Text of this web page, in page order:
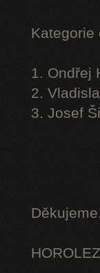
Kategorie
1. Ondřej
2.
3. Josef